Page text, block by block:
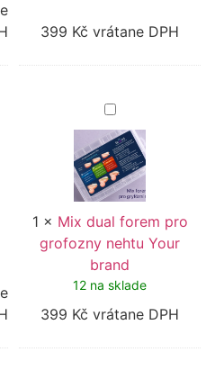
399 Kč vrátane DPH
Mix
dual
forem
pro
grofozny
nehtu
Your
brand
1 × Mix dual forem pro
grofozny nehtu Your
brand
12 na sklade
399 Kč vrátane DPH